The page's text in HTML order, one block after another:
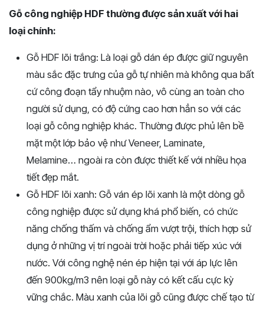
Gỗ công nghiệp HDF thường được sản xuất với hai
loại chính:
Gỗ HDF lõi trắng: Là loại gỗ dán ép được giữ nguyên
màu sắc đặc trưng của gỗ tự nhiên mà không qua bất
cứ công đoạn tẩy nhuộm nào, vô cùng an toàn cho
người sử dụng, có độ cứng cao hơn hẳn so với các
loại gỗ công nghiệp khác. Thường được phủ lên bề
mặt một lớp bảo vệ như Veneer, Laminate,
Melamine… ngoài ra còn được thiết kế với nhiều họa
tiết đẹp mắt.
Gỗ HDF lõi xanh: Gỗ ván ép lõi xanh là một dòng gỗ
công nghiệp được sử dụng khá phổ biến, có chức
năng chống thấm và chống ẩm vượt trội, thích hợp sử
dụng ở những vị trí ngoài trời hoặc phải tiếp xúc với
nước. Với công nghệ nén ép hiện tại với áp lực lên
đến 900kg/m3 nên loại gỗ này có kết cấu cực kỳ
vững chắc. Màu xanh của lõi gỗ cũng được chế tạo từ